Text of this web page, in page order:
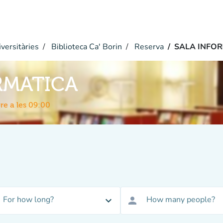
Biblioteca Ca' Borin Reserva SALA
a les 09:00
For how long? expand_more person How many people?